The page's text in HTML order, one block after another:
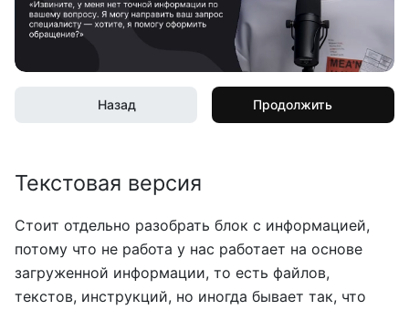
Назад Продолжить
Текстовая версия
Стоит отдельно разобрать блок с информацией,
потому что не работа у нас работает на основе
загруженной информации, то есть файлов,
текстов, инструкций, но иногда бывает так, что